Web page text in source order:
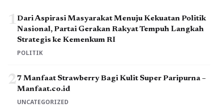
1 Dari Aspirasi Masyarakat Menuju Kekuatan Politik
Nasional, Partai Gerakan Rakyat Tempuh Langkah
Strategis ke Kemenkum RI
POLITIK
27 Manfaat Strawberry Bagi Kulit Super Paripurna –
Manfaat.co.id
UNCATEGORIZED